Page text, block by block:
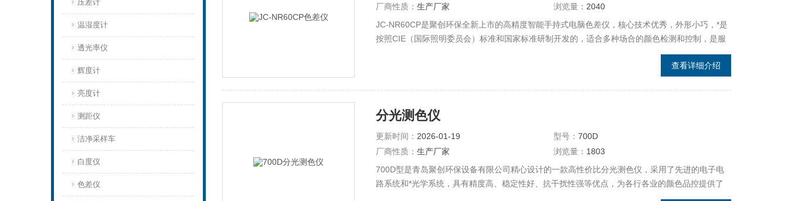
压差计
温湿度计
透光率仪
辉度计
亮度计
测距仪
洁净采样车
白度仪
色差仪
厂商性质： 生产厂家 浏览量： 2040
JC-NR60CP是聚创环保全新上市的高精度智能手持式电脑色差仪，核心技术优秀，外形小巧，*是
按照CIE（国际照明委员会）标准和国家标准研制开发的，适合多种场合的颜色检测和控制，是服
装厂、化工厂、印刷厂、汽车制造厂、五金加工厂、模具厂、涂料厂等生产中颜色管理的*。
查看详细介绍
分光测色仪
更新时间： 2026-01-19 型号： 700D
厂商性质： 生产厂家 浏览量： 1803
700D型是青岛聚创环保设备有限公司精心设计的一款高性价比分光测色仪，采用了先进的电子电
路系统和*光学系统，具有精度高、稳定性好、抗干扰性强等优点，为各行各业的颜色品控提供了